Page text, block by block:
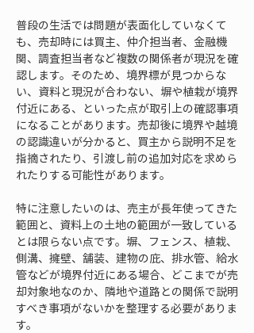
普段の生活では問題が表面化していなくて
も、売却時には買主、仲介担当者、金融機
関、調査担当者など複数の関係者が現況を確
認します。そのため、境界標が見つからな
い、資料と現況が合わない、塀や植栽が境界
付近にある、といった点が取引上の確認事項
になることがあります。売却後に境界や越境
の認識違いが分かると、買主から説明不足を
指摘されたり、引渡し前の追加対応を求めら
れたりする可能性があります。
特に注意したいのは、売主が長年使ってきた
範囲と、資料上の土地の範囲が一致している
とは限らない点です。塀、フェンス、植栽、
側溝、擁壁、舗装、建物の庇、排水管、給水
管などが境界付近にある場合、どこまでが売
却対象地なのか、隣地や道路との関係で説明
すべき事項がないかを整理する必要がありま
す。